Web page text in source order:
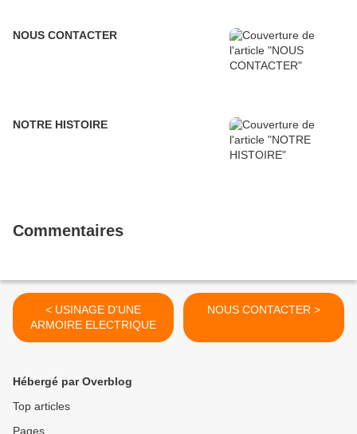
NOUS CONTACTER
NOTRE HISTOIRE
Commentaires
< USINAGE D'UNE
ARMOIRE ELECTRIQUE
NOUS CONTACTER >
Hébergé par Overblog
Top articles
Pages